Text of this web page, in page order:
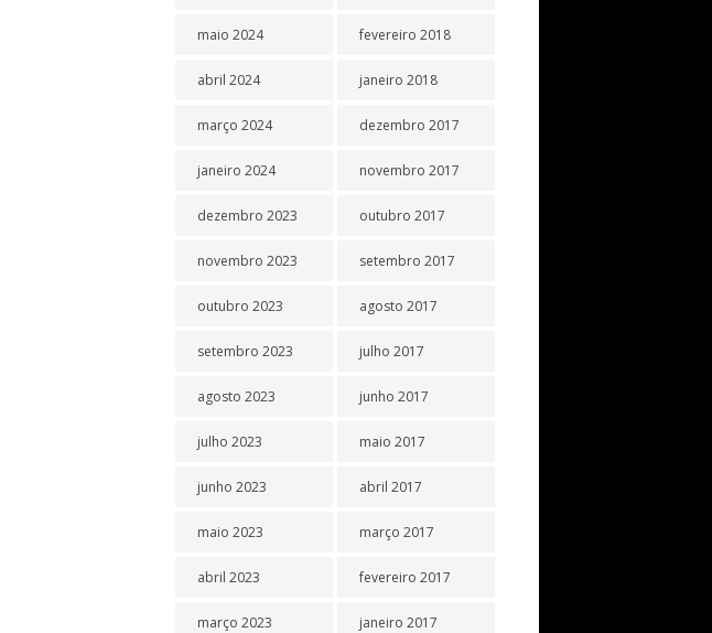
maio 2024
abril 2024
março 2024
janeiro 2024
dezembro 2023
novembro 2023
outubro 2023
setembro 2023
agosto 2023
julho 2023
junho 2023
maio 2023
abril 2023
março 2023
fevereiro 2018
janeiro 2018
dezembro 2017
novembro 2017
outubro 2017
setembro 2017
agosto 2017
julho 2017
junho 2017
maio 2017
abril 2017
março 2017
fevereiro 2017
janeiro 2017